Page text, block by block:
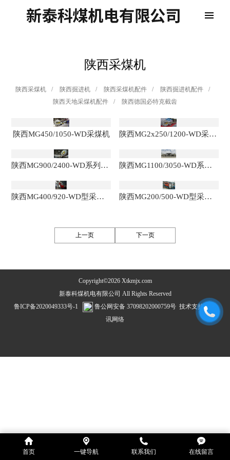
陕西采煤机
陕西采煤机 / 陕西掘进机 / 陕西采煤机配件 / 陕西掘进机配件
/
陕西天地采煤机配件
/ 陕西德国必特克截齿
陕西MG450/1050-WD采煤机 陕西MG2x250/1200-WD采煤机
陕西MG900/2400-WD系列采煤机 陕西MG1100/3050-WD系列采煤机
陕西MG400/920-WD型采煤机 陕西MG200/500-WD型采煤机
上一页 下一页
Copyright©2026 Xtkmjx.com
新泰科煤机电有限公司 All Rights Reserved
鲁ICP备2020049333号-1
鲁公网安备 37098202000759号 技术支持：
讯网络
首页 一键导航 联系我们 在线留言